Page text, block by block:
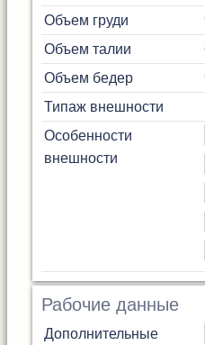
Объем груди
Объем талии
Объем бедер
Типаж внешности
Особенности
внешности
Рабочие данные
Дополнительные